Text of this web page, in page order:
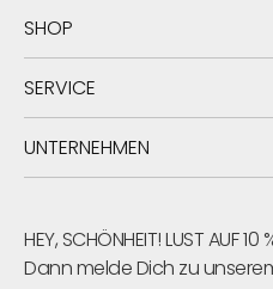
SHOP
SERVICE
UNTERNEHMEN
HEY, SCHÖNHEIT! LUST AUF 10
Dann melde Dich zu